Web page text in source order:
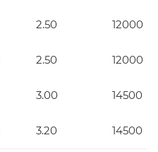
2.50 12000
2.50 12000
3.00 14500
3.20 14500